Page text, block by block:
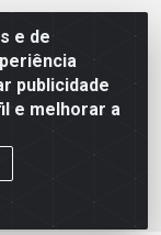
e de
publicidade
e melhorar a
paraibano, é
pela logística